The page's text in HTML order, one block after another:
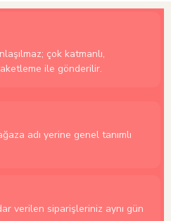
çok katmanlı,
ile gönderilir.
adı yerine genel tanımlı
verilen siparişleriniz aynı gün